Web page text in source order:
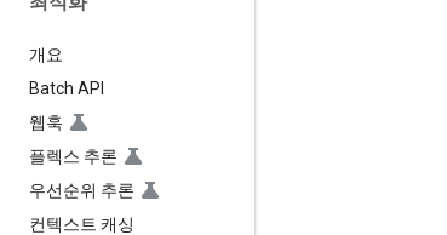
개요
Batch API
웹훅
플렉스 추론
우선순위 추론
컨텍스트 캐싱